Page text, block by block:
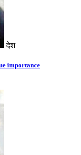
देश
importance